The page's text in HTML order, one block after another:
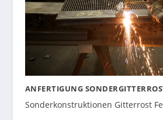
ANFERTIGUNG
Sonderkonstruktionen Gitterrost